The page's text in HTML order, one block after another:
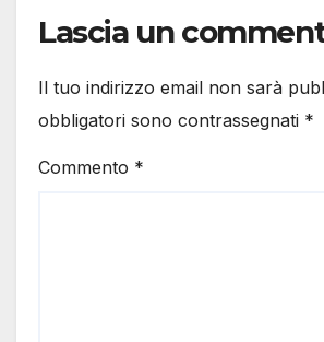
Lascia un
Il tuo indirizzo email non sarà
obbligatori sono contrassegnati *
Commento *